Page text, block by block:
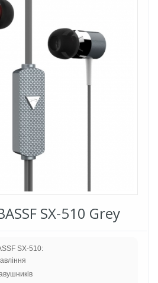
SX-510 Grey
SX-510: